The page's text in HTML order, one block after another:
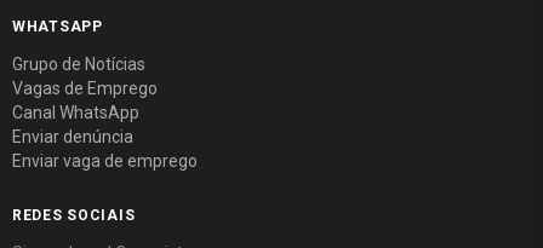
WHATSAPP
Grupo de Notícias
Vagas de Emprego
Canal WhatsApp
Enviar denúncia
Enviar vaga de emprego
REDES SOCIAIS